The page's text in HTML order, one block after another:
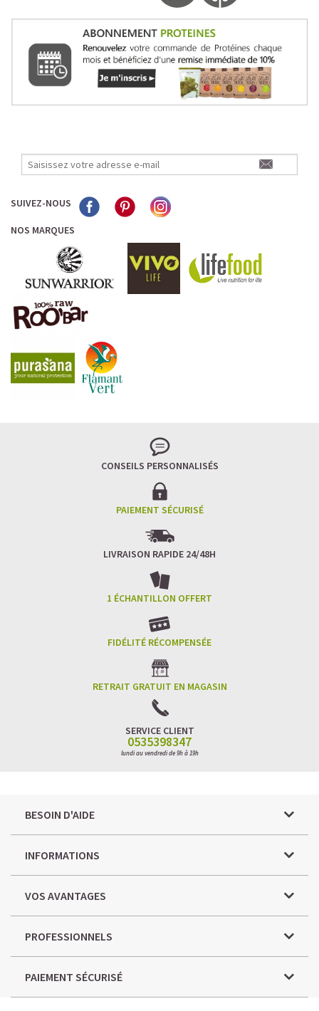
SUIVEZ-NOUS
NOS MARQUES
CONSEILS PERSONNALISÉS
PAIEMENT SÉCURISÉ
LIVRAISON RAPIDE 24/48H
1 ÉCHANTILLON OFFERT
FIDÉLITÉ RÉCOMPENSÉE
RETRAIT GRATUIT EN MAGASIN
SERVICE CLIENT
0535398347
lundi au vendredi de 9h à 19h
BESOIN D'AIDE
INFORMATIONS
VOS AVANTAGES
PROFESSIONNELS
PAIEMENT SÉCURISÉ